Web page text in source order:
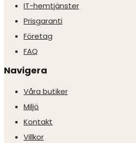
IT-hemtjänster
Prisgaranti
Företag
FAQ
Navigera
Våra butiker
Miljö
Kontakt
Villkor